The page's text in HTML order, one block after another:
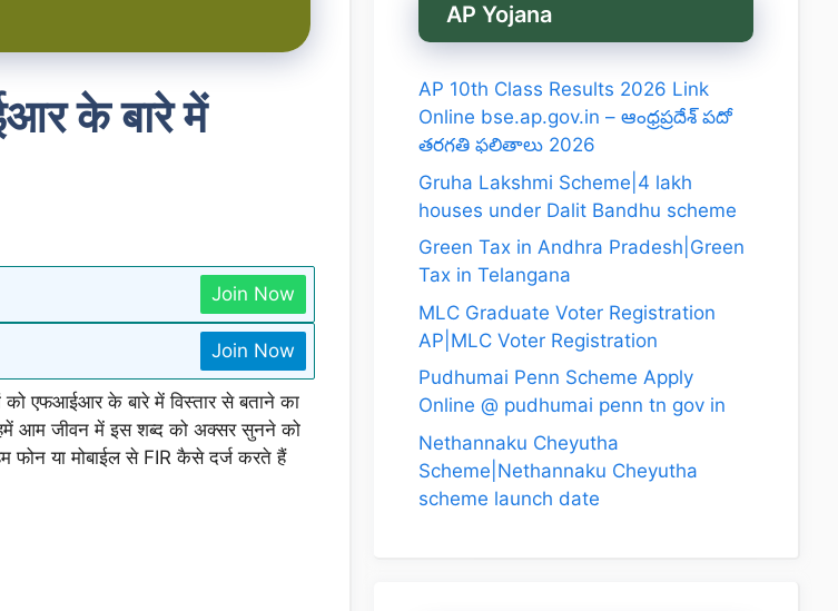
के बारे में
Join Now
Join Now
एफआईआर के बारे में विस्तार से बताने का
आम जीवन में इस शब्द को अक्सर सुनने को
फोन या मोबाईल से FIR कैसे दर्ज करते हैं
AP Yojana
AP 10th Class Results 2026 Link
Online bse.ap.gov.in – ఆంధ్రప్రదేశ్ పదో
తరగతి ఫలితాలు 2026
Gruha Lakshmi Scheme|4 lakh
houses under Dalit Bandhu scheme
Green Tax in Andhra Pradesh|Green
Tax in Telangana
MLC Graduate Voter Registration
AP|MLC Voter Registration
Pudhumai Penn Scheme Apply
Online @ pudhumai penn tn gov in
Nethannaku Cheyutha
Scheme|Nethannaku Cheyutha
scheme launch date